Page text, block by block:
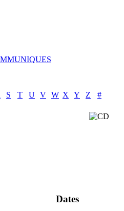
S T U V W X Y Z #
Dates